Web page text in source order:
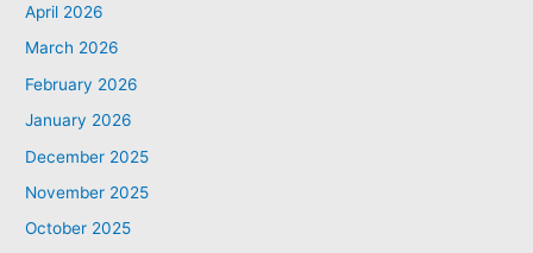
April 2026
March 2026
February 2026
January 2026
December 2025
November 2025
October 2025